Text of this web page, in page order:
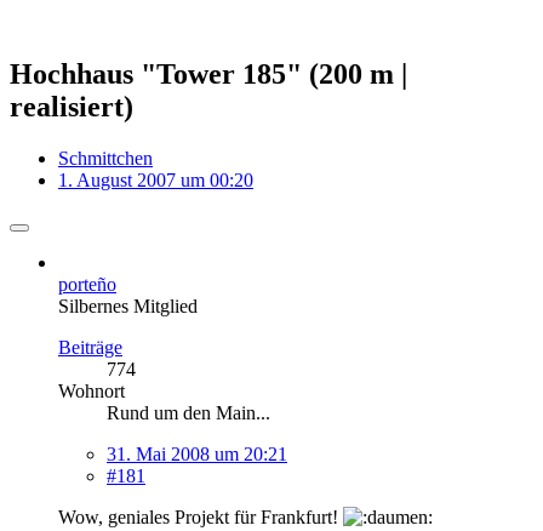
Hochhaus "Tower 185" (200 m |
realisiert)
Schmittchen
1. August 2007 um 00:20
porteño
Silbernes Mitglied
Beiträge
774
Wohnort
Rund um den Main...
31. Mai 2008 um 20:21
#181
Wow, geniales Projekt für Frankfurt!